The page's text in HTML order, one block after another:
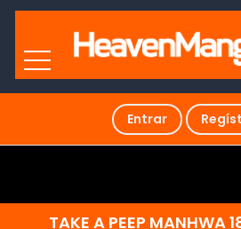
Entrar
TAKE A PEEP MANHWA